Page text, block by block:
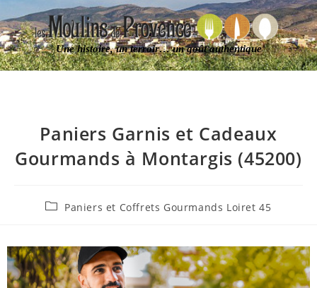
Une histoire, un terroir… un goût authentique
Paniers Garnis et Cadeaux
Gourmands à Montargis (45200)
Paniers et Coffrets Gourmands Loiret 45